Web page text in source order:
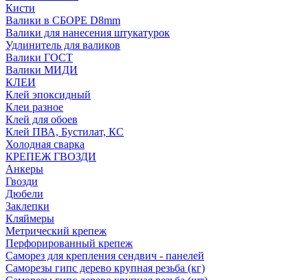
Кисти
Валики в СБОРЕ D8mm
Валики для нанесения штукатурок
Удлинитель для валиков
Валики ГОСТ
Валики МИДИ
КЛЕИ
Клей эпоксидный
Клеи разное
Клей для обоев
Клей ПВА, Бустилат, КС
Холодная сварка
КРЕПЕЖ ГВОЗДИ
Анкеры
Гвозди
Дюбели
Заклепки
Кляймеры
Метрический крепеж
Перфорированный крепеж
Саморез для крепления сендвич - панелей
Саморезы гипс дерево крупная резьба (кг)